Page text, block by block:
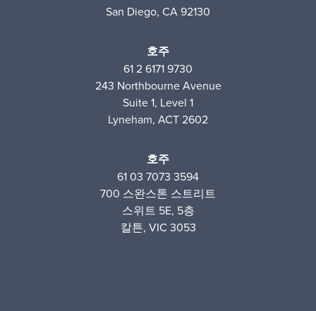
San Diego, CA 92130
호주
61 2 6171 9730
243 Northbourne Avenue
Suite 1, Level 1
Lyneham, ACT 2602
호주
61 03 7073 3594
700 스완스톤 스트리트
스위트 5E, 5층
칼튼, VIC 3053